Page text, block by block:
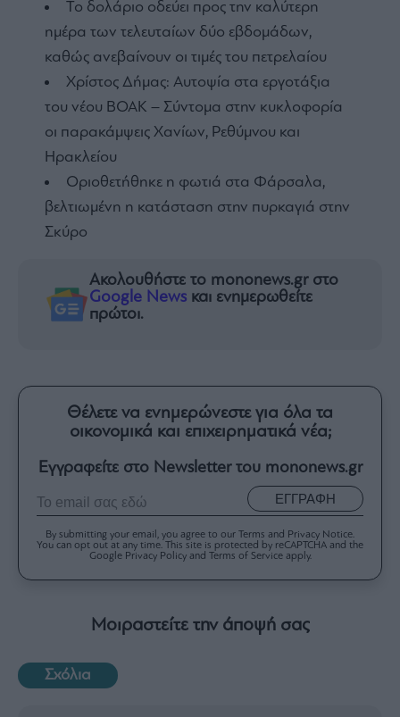
Το δολάριο οδεύει προς την καλύτερη
ημέρα των τελευταίων δύο εβδομάδων,
καθώς ανεβαίνουν οι τιμές του πετρελαίου
Χρίστος Δήμας: Αυτοψία στα εργοτάξια
του νέου ΒΟΑΚ – Σύντομα στην κυκλοφορία
οι παρακάμψεις Χανίων, Ρεθύμνου και
Ηρακλείου
Οριοθετήθηκε η φωτιά στα Φάρσαλα,
βελτιωμένη η κατάσταση στην πυρκαγιά στην
Σκύρο
Ακολουθήστε το mononews.gr στο
Google News και ενημερωθείτε
πρώτοι.
Θέλετε να ενημερώνεστε για όλα τα
οικονομικά και επιχειρηματικά νέα;
Εγγραφείτε στο Newsletter του mononews.gr
ΕΓΓΡΑΦΗ
By submitting your email, you agree to our Terms and Privacy Notice.
You can opt out at any time. This site is protected by reCAPTCHA and the
Google Privacy Policy and Terms of Service apply.
Μοιραστείτε την άποψή σας
Σχόλια